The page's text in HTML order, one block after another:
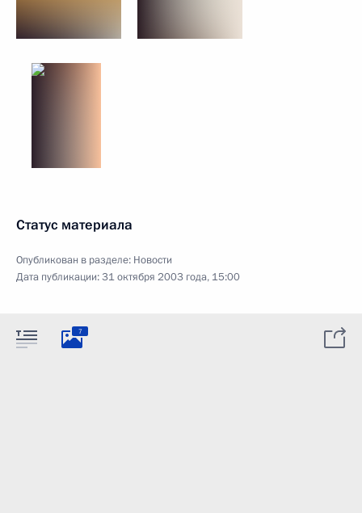
Статус материала
Опубликован в разделе: Новости
Дата публикации:31 октября 2003 года, 15:00
7